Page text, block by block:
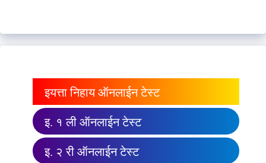
इयत्ता निहाय ऑनलाईन टेस्ट
इ. १ ली ऑनलाईन टेस्ट
इ. २ री ऑनलाईन टेस्ट